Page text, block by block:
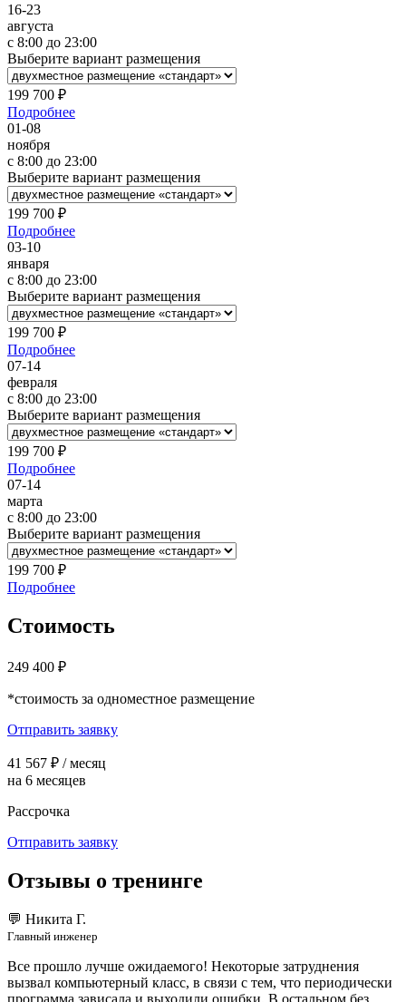
16-23
августа
c 8:00 до 23:00
Выберите вариант размещения
199 700 ₽
Подробнее
01-08
ноября
c 8:00 до 23:00
Выберите вариант размещения
199 700 ₽
Подробнее
03-10
января
c 8:00 до 23:00
Выберите вариант размещения
199 700 ₽
Подробнее
07-14
февраля
c 8:00 до 23:00
Выберите вариант размещения
199 700 ₽
Подробнее
07-14
марта
c 8:00 до 23:00
Выберите вариант размещения
199 700 ₽
Подробнее
Стоимость
249 400 ₽
*стоимость за одноместное размещение
Отправить заявку
41 567 ₽ / месяц
на 6 месяцев
Рассрочка
Отправить заявку
Отзывы о тренинге
💬 Никита Г.
Главный инженер
Все прошло лучше ожидаемого! Некоторые затруднения
вызвал компьютерный класс, в связи с тем, что периодически
программа зависала и выходили ошибки. В остальном без